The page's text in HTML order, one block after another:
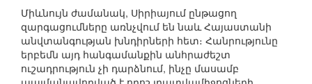
Միևնույն ժամանակ, Սիրիայում ընթացող
զարգացումները առնչվում են նաև Հայաստանի
անվտանգության խնդիրների հետ։ Հանրությունը
երբեմն այդ հանգամանքին անհրաժեշտ
ուշադրություն չի դարձնում, ինչը մասամբ